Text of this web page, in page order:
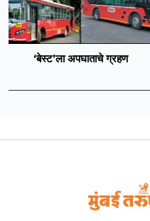
‘बेस्ट’ला अपघाताचे ग्रहण